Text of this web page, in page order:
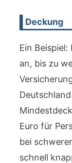
Deckung
Ein
an, bis zu
Euro für
bei
schnell